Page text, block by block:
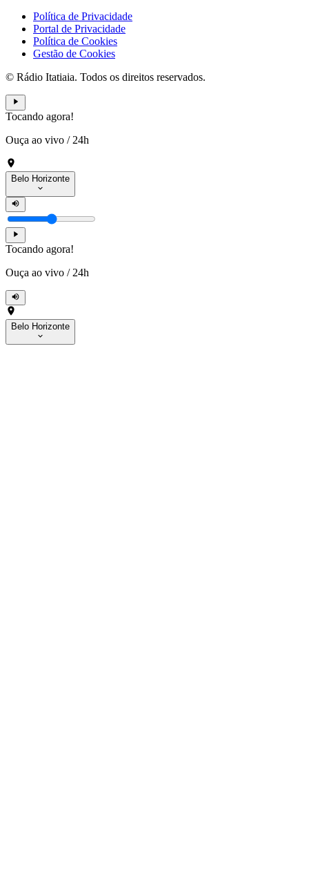
Política de Privacidade
Portal de Privacidade
Política de Cookies
Gestão de Cookies
© Rádio Itatiaia. Todos os direitos reservados.
Tocando agora!
Ouça ao vivo / 24h
Belo Horizonte
Tocando agora!
Ouça ao vivo / 24h
Belo Horizonte